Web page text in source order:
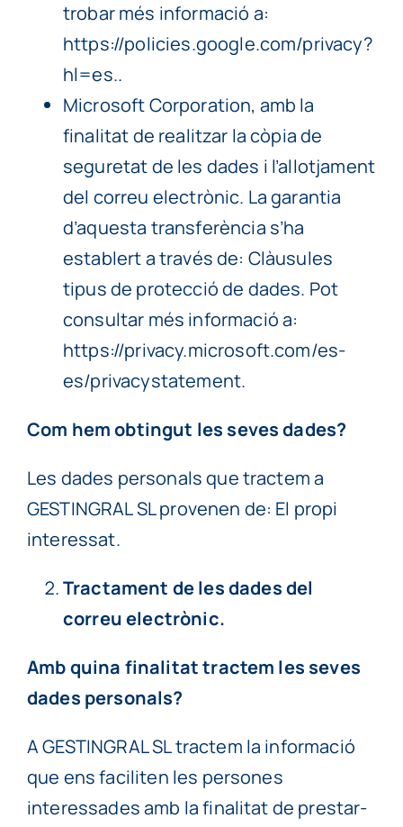
trobar més informació a:
https://policies.google.com/privacy?
hl=es..
Microsoft Corporation, amb la
finalitat de realitzar la còpia de
seguretat de les dades i l’allotjament
del correu electrònic. La garantia
d’aquesta transferència s’ha
establert a través de: Clàusules
tipus de protecció de dades. Pot
consultar més informació a:
https://privacy.microsoft.com/es-
es/privacystatement.
Com hem obtingut les seves dades?
Les dades personals que tractem a
GESTINGRAL SL provenen de: El propi
interessat.
Tractament de les dades del
correu electrònic.
Amb quina finalitat tractem les seves
dades personals?
A GESTINGRAL SL tractem la informació
que ens faciliten les persones
interessades amb la finalitat de prestar-